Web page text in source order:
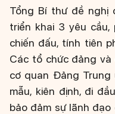
Tổng Bí thư đề nghị
triển khai 3 yêu
chiến đấu, tính tiên
Các tổ chức đảng
cơ quan Đảng Trung
mẫu, kiên định, đi
bảo đảm sự lãnh